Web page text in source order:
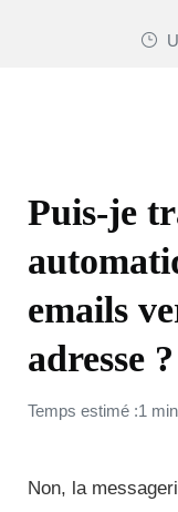
Puis-je
emails
adresse ?
Temps estimé :1
Non, la